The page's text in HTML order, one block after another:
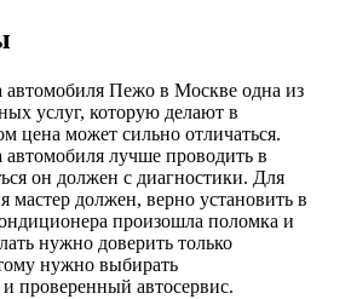
автомобиля Пежо в Москве одна из
услуг, которую делают в
цена может сильно отличаться.
лучше проводить в
он должен с диагностики. Для
мастер должен, верно установить в
произошла поломка и
нужно доверить только
нужно выбирать
проверенный автосервис.